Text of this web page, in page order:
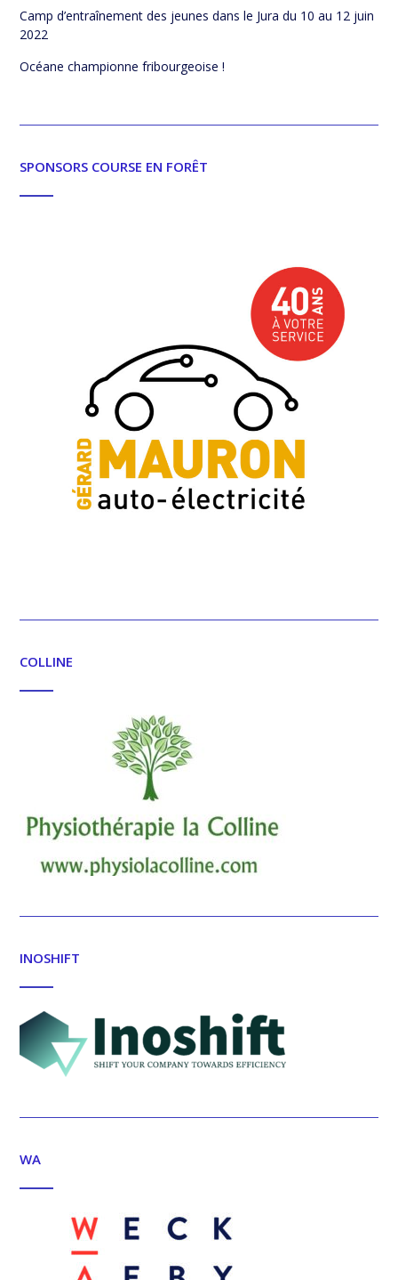
Camp d’entraînement des jeunes dans le Jura du 10 au 12 juin
2022
Océane championne fribourgeoise !
SPONSORS COURSE EN FORÊT
COLLINE
INOSHIFT
WA